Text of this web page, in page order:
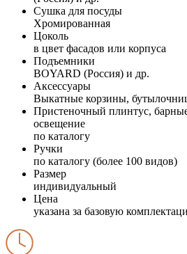
Сушка для посуды
Хромированная
Цоколь
в цвет фасадов или корпуса
Подъемники
BOYARD (Россия) и др.
Аксессуары
Выкатные корзины,
Пристеночный плинтус,
освещение
по каталогу
Ручки
по каталогу (более 100 видов)
Размер
индивидуальный
Цена
указана за базовую